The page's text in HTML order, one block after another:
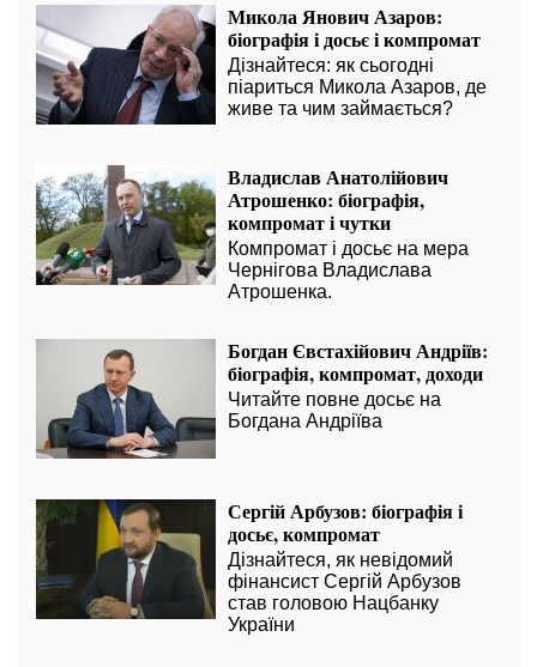
Микола Янович Азаров:
біографія і досьє і компромат
Дізнайтеся: як сьогодні
піариться Микола Азаров, де
живе та чим займається?
Владислав Анатолійович
Атрошенко: біографія,
компромат і чутки
Компромат і досьє на мера
Чернігова Владислава
Атрошенка.
Богдан Євстахійович Андріїв:
біографія, компромат, доходи
Читайте повне досьє на
Богдана Андріїва
Сергій Арбузов: біографія і
досьє, компромат
Дізнайтеся, як невідомий
фінансист Сергій Арбузов
став головою Нацбанку
України